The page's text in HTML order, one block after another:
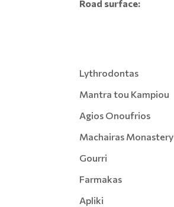
Road surface:
Lythrodontas
Mantra tou Kampiou
Agios Onoufrios
Machairas Monastery
Gourri
Farmakas
Apliki